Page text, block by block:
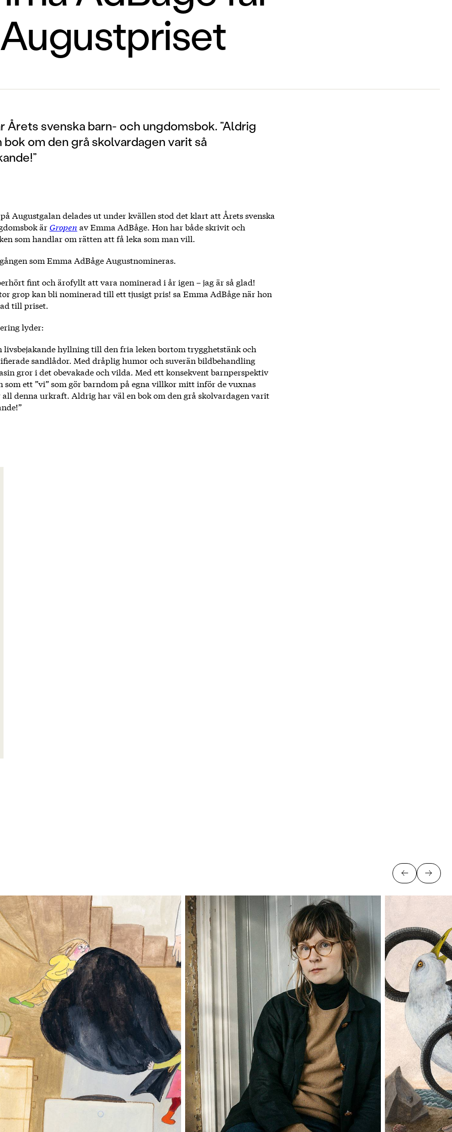
Augustpriset
Årets svenska barn- och ungdomsbok. ”Aldrig
bok om den grå skolvardagen varit så
Augustgalan delades ut under kvällen stod det klart att Årets svenska
är Gropen av Emma AdBåge. Hon har både skrivit och
som handlar om rätten att få leka som man vill.
som Emma AdBåge Augustnomineras.
fint och ärofyllt att vara nominerad i år igen – jag är så glad!
grop kan bli nominerad till ett tjusigt pris! sa Emma AdBåge när hon
till priset.
lyder:
livsbejakande hyllning till den fria leken bortom trygghetstänk och
sandlådor. Med dråplig humor och suverän bildbehandling
gror i det obevakade och vilda. Med ett konsekvent barnperspektiv
som ett ”vi” som gör barndom på egna villkor mitt inför de vuxnas
denna urkraft. Aldrig har väl en bok om den grå skolvardagen varit